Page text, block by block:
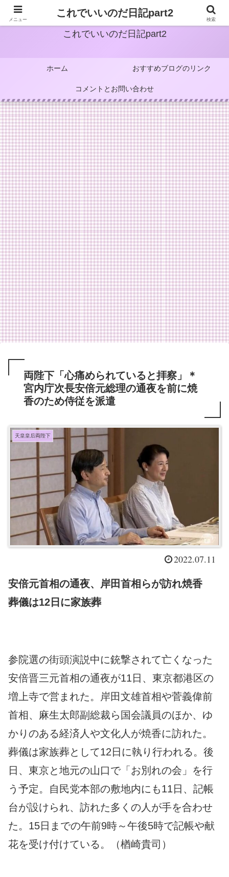
これでいいのだ日記part2
ホーム おすすめブログのリンク
コメントとお問い合わせ
両陛下「心痛められていると拝察」＊
宮内庁次長安倍元総理の通夜を前に焼
香のため侍従を派遣
天皇皇后両陛下
2022.07.11
安倍元首相の通夜、岸田首相らが訪れ焼香
葬儀は12日に家族葬
参院選の街頭演説中に銃撃されて亡くなった
安倍晋三元首相の通夜が11日、東京都港区の
増上寺で営まれた。岸田文雄首相や菅義偉前
首相、麻生太郎副総裁ら国会議員のほか、ゆ
かりのある経済人や文化人が焼香に訪れた。
葬儀は家族葬として12日に執り行われる。後
日、東京と地元の山口で「お別れの会」を行
う予定。自民党本部の敷地内にも11日、記帳
台が設けられ、訪れた多くの人が手を合わせ
た。15日までの午前9時～午後5時で記帳や献
花を受け付けている。（楢崎貴司）
メニュー
これでいいのだ日記part2
検索